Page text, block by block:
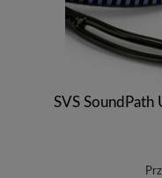
SVS SoundPath